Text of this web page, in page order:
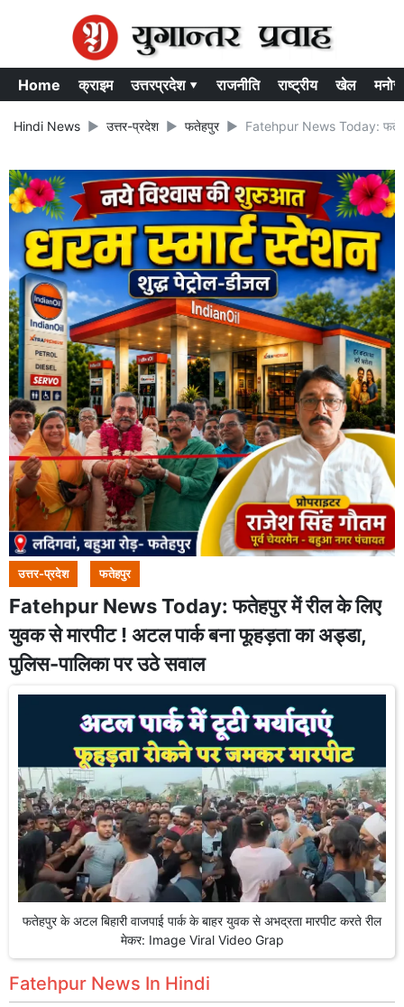
Home क्राइम उत्तरप्रदेश ▾ राजनीति राष्ट्रीय खेल
Hindi News उत्तर-प्रदेश फतेहपुर Fatehpur News Today:
उत्तर-प्रदेश फतेहपुर
Fatehpur News Today: फतेहपुर में रील के लिए
युवक से मारपीट ! अटल पार्क बना फूहड़ता का अड्डा,
पुलिस-पालिका पर उठे सवाल
फतेहपुर के अटल बिहारी वाजपाई पार्क के बाहर युवक से अभद्रता मारपीट करते रील
मेकर: Image Viral Video Grap
Fatehpur News In Hindi